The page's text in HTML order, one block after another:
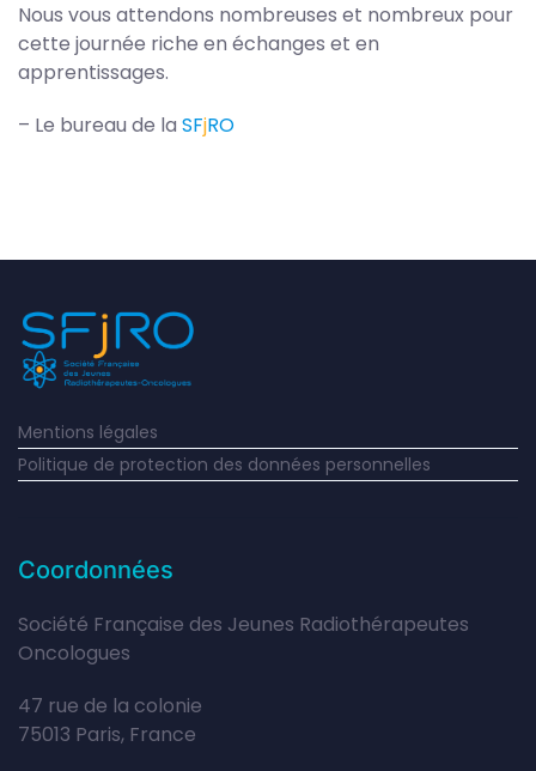
Nous vous attendons nombreuses et nombreux pour
cette journée riche en échanges et en
apprentissages.
– Le bureau de la SFjRO
Mentions légales
Politique de protection des données personnelles
Coordonnées
Société Française des Jeunes Radiothérapeutes
Oncologues
47 rue de la colonie
75013 Paris, France